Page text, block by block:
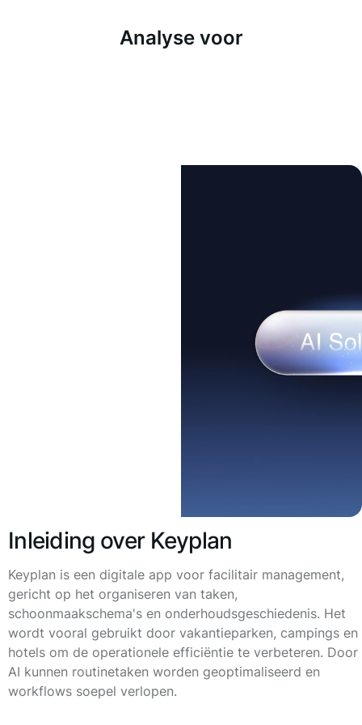
Analyse voor
Inleiding over Keyplan
Keyplan is een digitale app voor facilitair management,
gericht op het organiseren van taken,
schoonmaakschema's en onderhoudsgeschiedenis. Het
wordt vooral gebruikt door vakantieparken, campings en
hotels om de operationele efficiëntie te verbeteren. Door
AI kunnen routinetaken worden geoptimaliseerd en
workflows soepel verlopen.